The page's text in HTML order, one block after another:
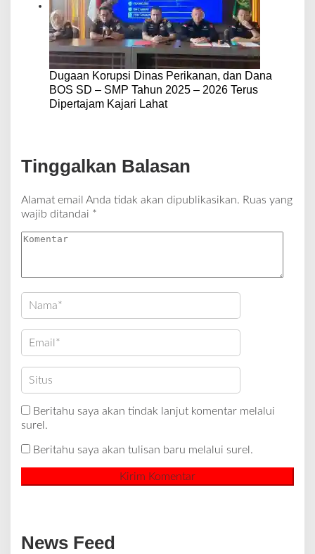
Dugaan Korupsi Dinas Perikanan, dan Dana
BOS SD – SMP Tahun 2025 – 2026 Terus
Dipertajam Kajari Lahat
Tinggalkan Balasan
Alamat email Anda tidak akan dipublikasikan. Ruas yang
wajib ditandai *
Beritahu saya akan tindak lanjut komentar melalui
surel.
Beritahu saya akan tulisan baru melalui surel.
News Feed